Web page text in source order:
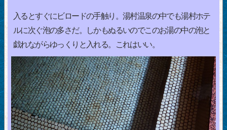
入るとすぐにビロードの手触り。湯村温泉の中でも湯村ホテ
ルに次ぐ泡の多さだ。しかもぬるいのでこのお湯の中の泡と
戯れながらゆっくりと入れる。これはいい。